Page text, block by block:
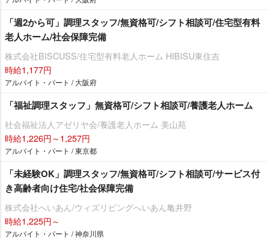
「週2から可」調理スタッフ/無資格可/シフト相談可/住宅型有料
老人ホーム/社会保障完備
株式会社BISCUSS/住宅型有料老人ホーム HIBISU東住吉
時給1,177円
アルバイト・パート / 大阪府
「福祉調理スタッフ」無資格可/シフト相談可/養護老人ホーム
社会福祉法人アゼリヤ会/養護老人ホーム 美山苑
時給1,226円～1,257円
アルバイト・パート / 東京都
「未経験OK」調理スタッフ/無資格可/シフト相談可/サービス付
き高齢者向け住宅/社会保障完備
株式会社へいあん/ウィズリビングへいあん亀井野
時給1,225円～
アルバイト・パート / 神奈川県